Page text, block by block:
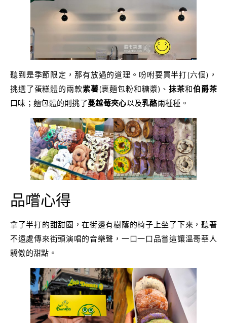
聽到是季節限定，那有放過的道理。吩咐要買半打(六個)，
挑選了蛋糕體的兩款紫薯(裹麵包粉和糖漿)、抹茶和伯爵茶
口味；麵包體的則挑了蔓越莓夾心以及乳酪兩種種。
品嚐心得
拿了半打的甜甜圈，在街邊有樹蔭的椅子上坐了下來，聽著
不遠處傳來街頭演唱的音樂聲，一口一口品嘗這讓溫哥華人
驕傲的甜點。